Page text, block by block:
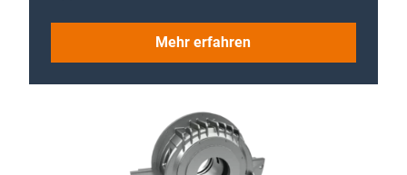
Mehr erfahren